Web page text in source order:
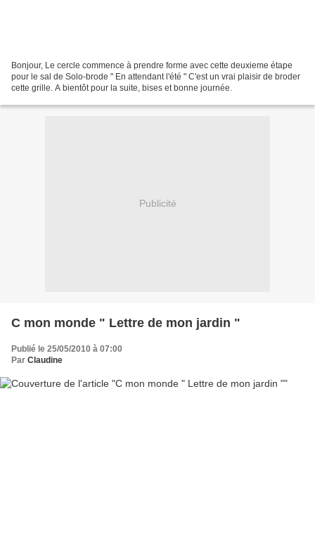
Bonjour, Le cercle commence à prendre forme avec cette deuxieme étape
pour le sal de Solo-brode " En attendant l'été " C'est un vrai plaisir de broder
cette grille. A bientôt pour la suite, bises et bonne journée.
Publicité
C mon monde " Lettre de mon jardin "
Publié le 25/05/2010 à 07:00
Par Claudine